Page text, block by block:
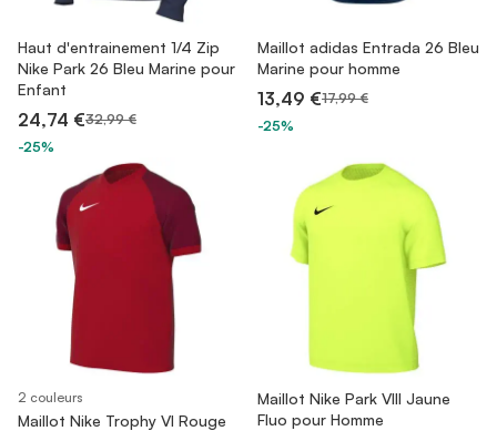
Haut d'entrainement 1/4 Zip
Nike Park 26 Bleu Marine pour
Enfant
24,74 €32,99 €
-25%
Maillot adidas Entrada 26 Bleu
Marine pour homme
13,49 €17,99 €
-25%
2 couleurs
Maillot Nike Trophy VI Rouge
Maillot Nike Park VIII Jaune
Fluo pour Homme